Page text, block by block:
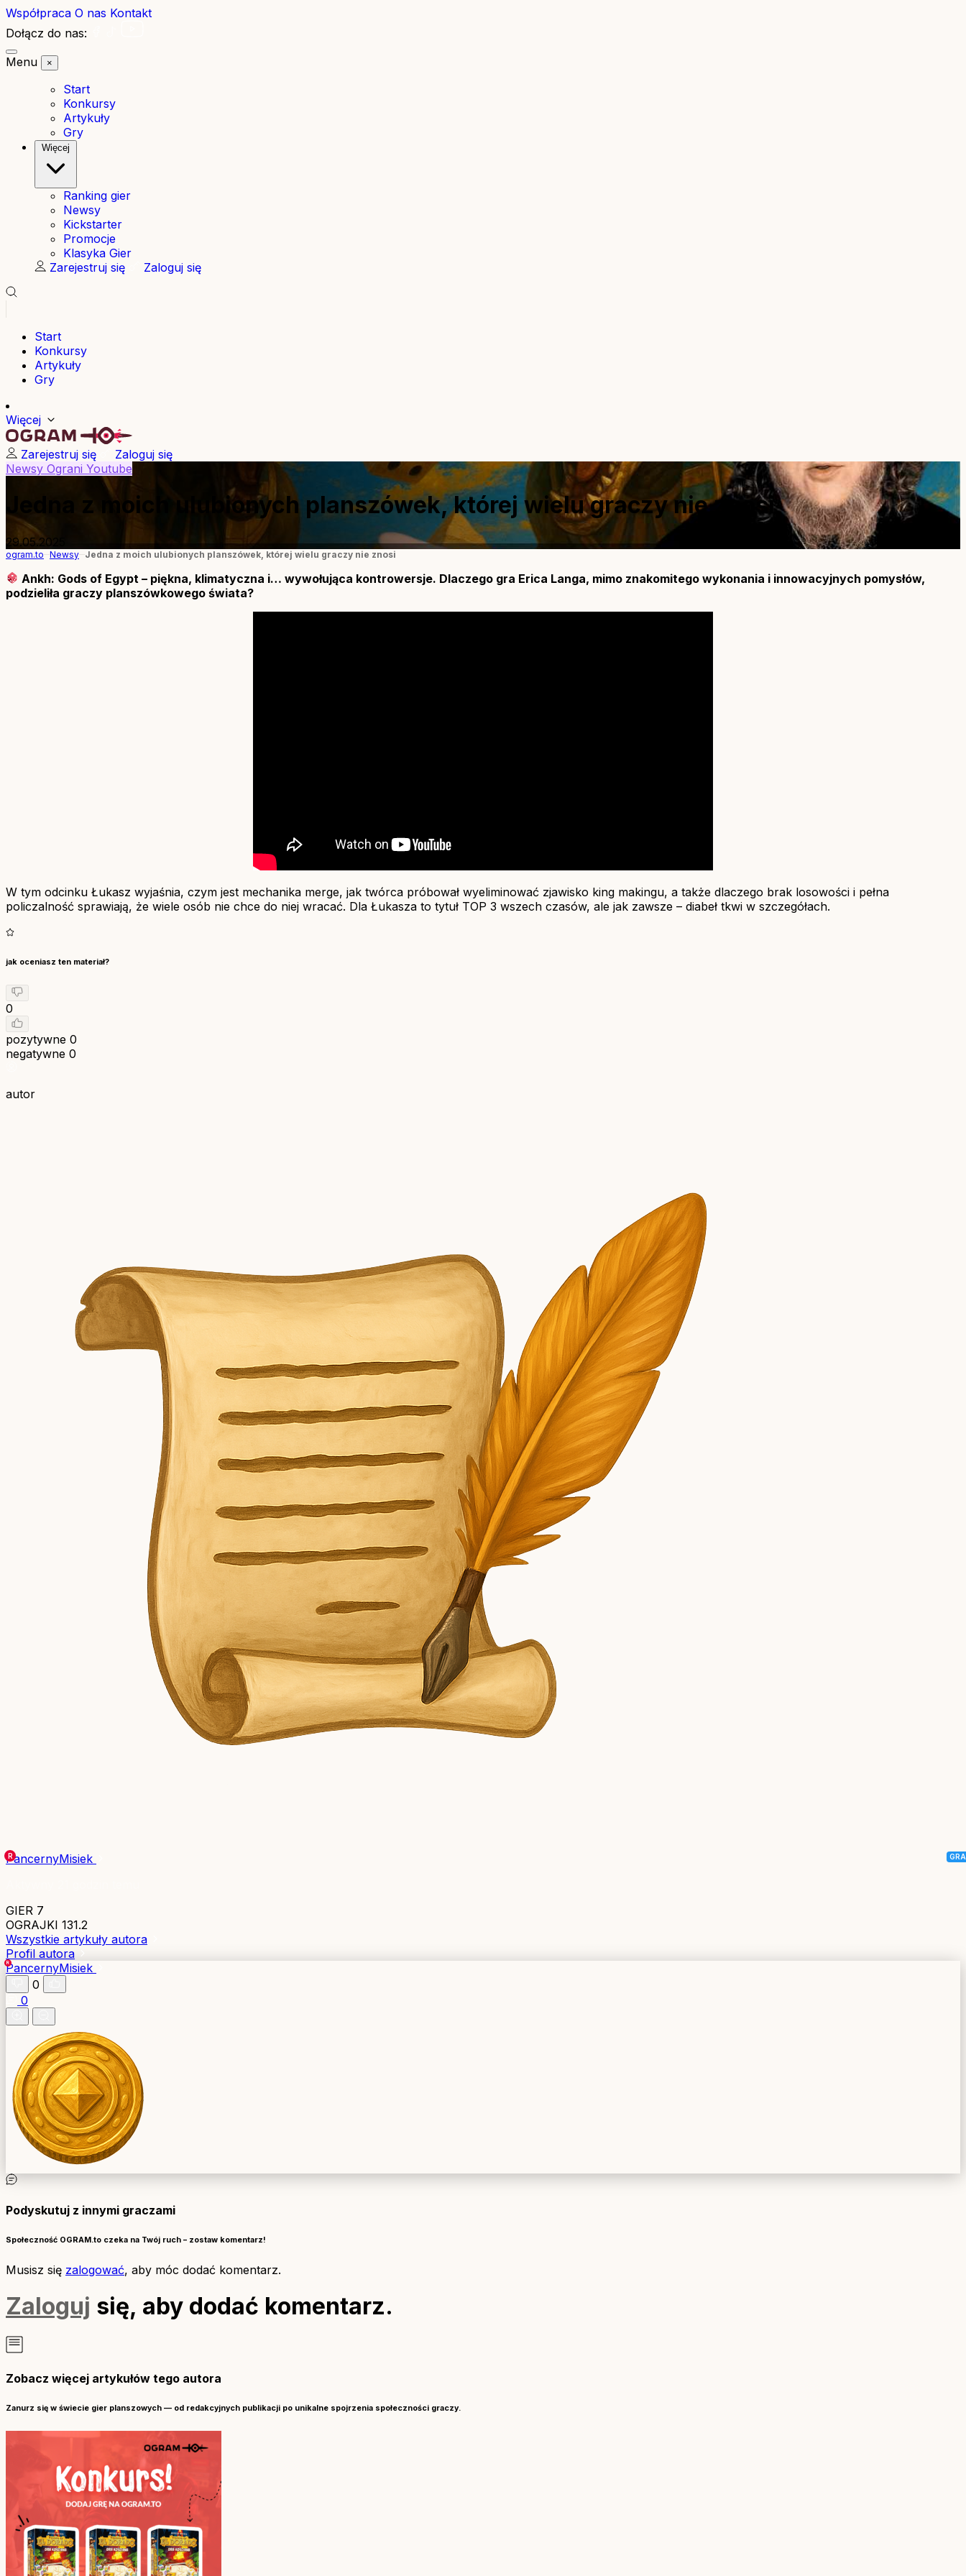
Współpraca O nas Kontakt
Dołącz do nas:
Menu
×
Start
Konkursy
Artykuły
Gry
Więcej
Ranking gier
Newsy
Kickstarter
Promocje
Klasyka Gier
Zarejestruj się
Zaloguj się
Start
Konkursy
Artykuły
Gry
Więcej
Zarejestruj się
Zaloguj się
Newsy Ograni Youtube
Jedna z moich ulubionych planszówek, której wielu graczy nie znosi
29.05.2025
ogram.to Newsy Jedna z moich ulubionych planszówek, której wielu graczy nie znosi
Ankh: Gods of Egypt – piękna, klimatyczna i… wywołująca kontrowersje. Dlaczego gra Erica Langa, mimo znakomitego wykonania i innowacyjnych pomysłów,
podzieliła graczy planszówkowego świata?
W tym odcinku Łukasz wyjaśnia, czym jest mechanika merge, jak twórca próbował wyeliminować zjawisko king makingu, a także dlaczego brak losowości i pełna
policzalność sprawiają, że wiele osób nie chce do niej wracać. Dla Łukasza to tytuł TOP 3 wszech czasów, ale jak zawsze – diabeł tkwi w szczegółach.
jak oceniasz ten materiał?
0
pozytywne 0
negatywne 0
autor
PancernyMisiek
GIER 7
OGRAJKI 131.2
Wszystkie artykuły autora
Profil autora
PancernyMisiek
0
0
Podyskutuj z innymi graczami
Społeczność OGRAM.to czeka na Twój ruch – zostaw komentarz!
Musisz się zalogować, aby móc dodać komentarz.
Zaloguj się, aby dodać komentarz.
Zobacz więcej artykułów tego autora
Zanurz się w świecie gier planszowych — od redakcyjnych publikacji po unikalne spojrzenia społeczności graczy.